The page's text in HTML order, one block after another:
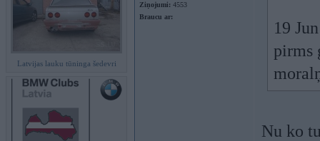
Latvijas lauku tūninga šedevri
Ziņojumi: 4553
Braucu ar:
19
pirms
Nu ko